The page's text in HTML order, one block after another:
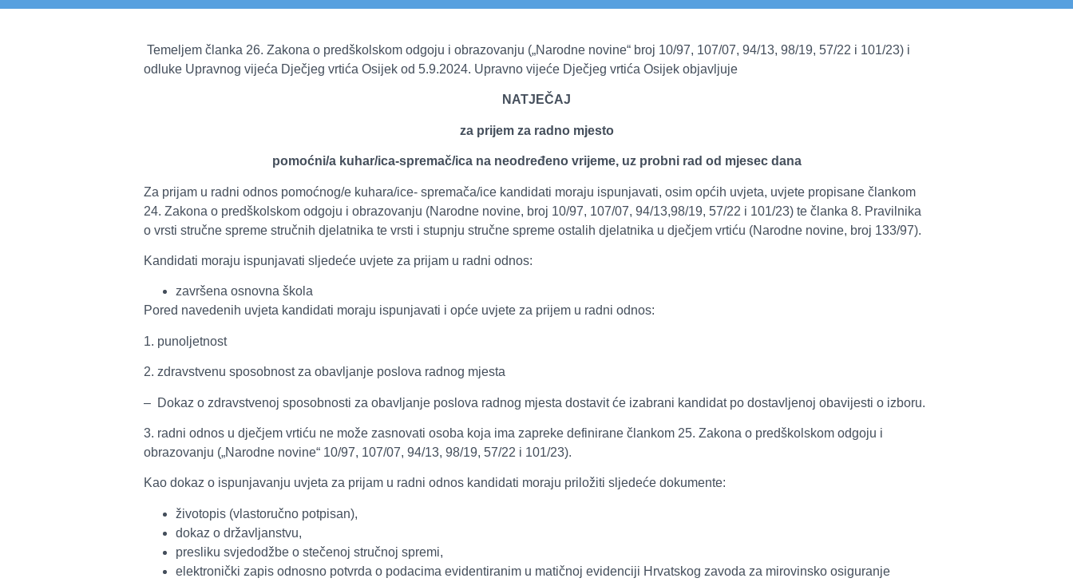
Temeljem članka 26. Zakona o predškolskom odgoju i obrazovanju („Narodne novine“ broj 10/97, 107/07, 94/13, 98/19, 57/22 i 101/23) i
odluke Upravnog vijeća Dječjeg vrtića Osijek od 5.9.2024. Upravno vijeće Dječjeg vrtića Osijek objavljuje
NATJEČAJ
za prijem za radno mjesto
pomoćni/a kuhar/ica-spremač/ica na neodređeno vrijeme, uz probni rad od mjesec dana
Za prijam u radni odnos pomoćnog/e kuhara/ice- spremača/ice kandidati moraju ispunjavati, osim općih uvjeta, uvjete propisane člankom
24. Zakona o predškolskom odgoju i obrazovanju (Narodne novine, broj 10/97, 107/07, 94/13,98/19, 57/22 i 101/23) te članka 8. Pravilnika
o vrsti stručne spreme stručnih djelatnika te vrsti i stupnju stručne spreme ostalih djelatnika u dječjem vrtiću (Narodne novine, broj 133/97).
Kandidati moraju ispunjavati sljedeće uvjete za prijam u radni odnos:
završena osnovna škola
Pored navedenih uvjeta kandidati moraju ispunjavati i opće uvjete za prijem u radni odnos:
1. punoljetnost
2. zdravstvenu sposobnost za obavljanje poslova radnog mjesta
– Dokaz o zdravstvenoj sposobnosti za obavljanje poslova radnog mjesta dostavit će izabrani kandidat po dostavljenoj obavijesti o izboru.
3. radni odnos u dječjem vrtiću ne može zasnovati osoba koja ima zapreke definirane člankom 25. Zakona o predškolskom odgoju i
obrazovanju („Narodne novine“ 10/97, 107/07, 94/13, 98/19, 57/22 i 101/23).
Kao dokaz o ispunjavanju uvjeta za prijam u radni odnos kandidati moraju priložiti sljedeće dokumente:
životopis (vlastoručno potpisan),
dokaz o državljanstvu,
presliku svjedodžbe o stečenoj stručnoj spremi,
elektronički zapis odnosno potvrda o podacima evidentiranim u matičnoj evidenciji Hrvatskog zavoda za mirovinsko osiguranje